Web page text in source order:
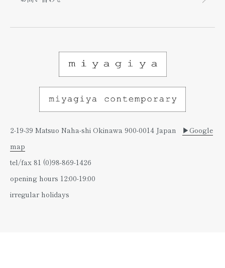
2-19-39 Matsuo Naha-shi Okinawa 900-0014 Japan ▶︎Google
map
tel/fax 81 (0)98-869-1426
opening hours 12:00-19:00
irregular holidays